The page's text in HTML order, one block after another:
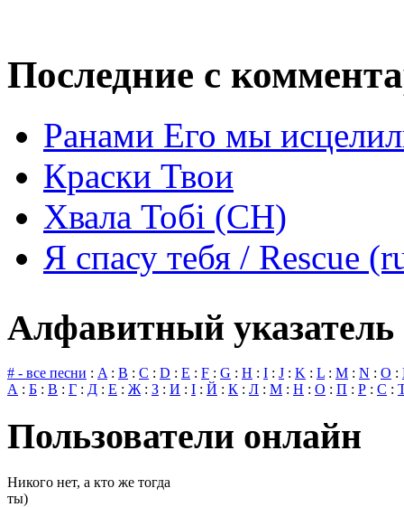
Последние с
Ранами Его мы
Краски Твои
Хвала Тобі (СН)
Я спасу тебя / Rescue
Алфавитный указатель
# - все песни : A: B : C : D : E : F : G : H : I : J : K : L : M : N : O :
А : Б : В : Г : Д : Е : Ж: З : И : І : Й : К : Л : М : Н : О : П : Р : С :
Пользователи онлайн
Никого нет, а кто же тогда
ты)